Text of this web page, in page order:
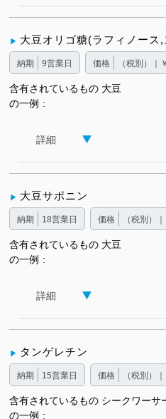
大豆オリゴ糖(ラフィノース
納期 9営業日 価格 （税別）｜
含有されているもの
の一例
大豆
詳細
大豆サポニン
納期 18営業日 価格 （税別）
含有されているもの
の一例
大豆
詳細
タンゲレチン
納期 15営業日 価格 （税別）
含有されているもの
の一例
シークワーサ